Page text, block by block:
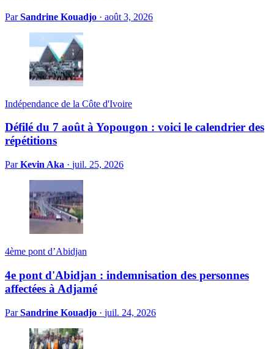
ParSandrine Kouadjo · août 3, 2026
Indépendance de la Côte d'Ivoire
Défilé du 7 août à Yopougon : voici le calendrier des
répétitions
ParKevin Aka · juil. 25, 2026
4ème pont d’Abidjan
4e pont d'Abidjan : indemnisation des personnes
affectées à Adjamé
ParSandrine Kouadjo · juil. 24, 2026